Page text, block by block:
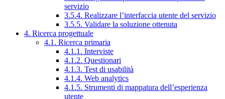
servizio
3.5.4. Realizzare l’interfaccia utente del servizio
3.5.5. Validare la soluzione ottenuta
4. Ricerca progettuale
4.1. Ricerca primaria
4.1.1. Interviste
4.1.2. Questionari
4.1.3. Test di usabilità
4.1.4. Web analytics
4.1.5. Strumenti di mappatura dell’esperienza
utente